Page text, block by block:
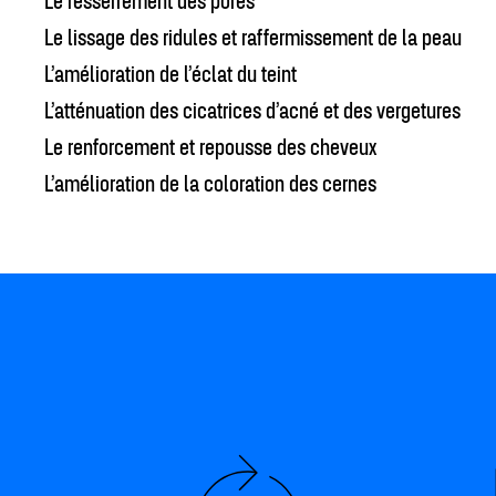
Le lissage des ridules et raffermissement de la peau
L’amélioration de l’éclat du teint
L’atténuation des cicatrices d’acné et des vergetures
Le renforcement et repousse des cheveux
L’amélioration de la coloration des cernes